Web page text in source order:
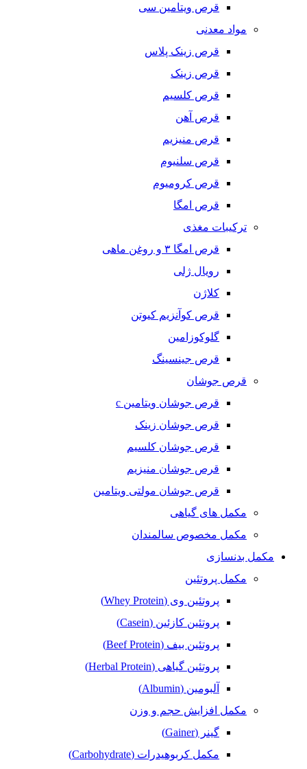
قرص ویتامین سی
مواد معدنی
قرص زینک پلاس
قرص زینک
قرص کلسیم
قرص آهن
قرص منیزیم
قرص سلنیوم
قرص کرومیوم
قرص امگا
ترکیبات مغذی
قرص امگا ٣ و روغن ماهی
رویال ژلی
کلاژن
قرص کوآنزیم کیوتن
گلوکوزامین
قرص جینسینگ
قرص جوشان
قرص جوشان ویتامین c
قرص جوشان زینک
قرص جوشان کلسیم
قرص جوشان منیزیم
قرص جوشان مولتی ویتامین
مکمل های گیاهی
مکمل مخصوص سالمندان
مکمل بدنسازی
مکمل پروتئین
پروتئین وی (Whey Protein)
پروتئین کازئین (Casein)
پروتئین بیف (Beef Protein)
پروتئین گیاهی (Herbal Protein)
آلبومین (Albumin)
مکمل افزایش حجم و وزن
گینر (Gainer)
مکمل کربوهیدرات (Carbohydrate)